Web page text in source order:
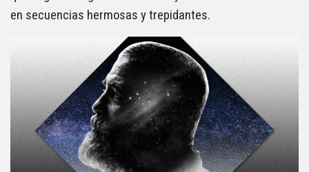
en secuencias hermosas y trepidantes.